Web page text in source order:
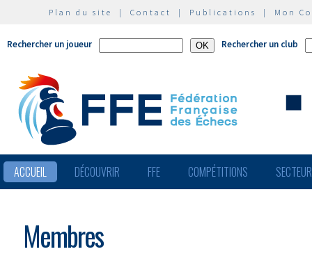
Plan du site | Contact | Publications | Mon
Rechercher un joueur Rechercher un club
ACCUEIL DÉCOUVRIR FFE COMPÉTITIONS
Membres